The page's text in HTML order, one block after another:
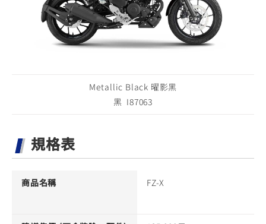
Metallic Black 曜影黑
黑 I87063
規格表
商品名稱 FZ-X